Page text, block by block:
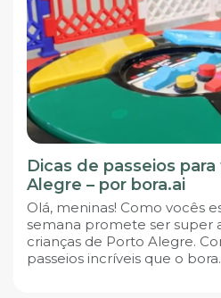
Dicas de passeios
Alegre – por bora.ai
Olá, meninas! Como vocês
semana promete ser super
crianças de Porto Alegre.
passeios incríveis que o